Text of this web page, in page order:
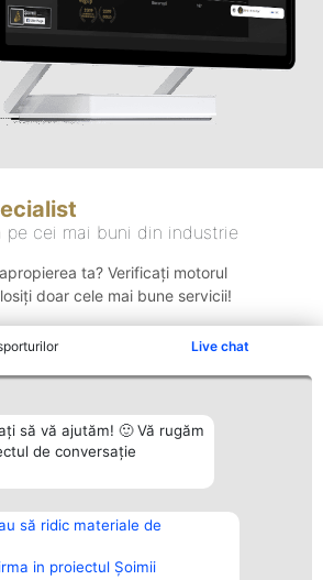
Live chat
să vă ajutăm! 🙂 Vă rugăm
de conversație
să ridic materiale de
in proiectul Șoimii
pe cei mai buni din industrie
ta? Verificați motorul
doar cele mai bune servicii!
Plebiscyt
Lista Tuturor
Laureaților
Contact